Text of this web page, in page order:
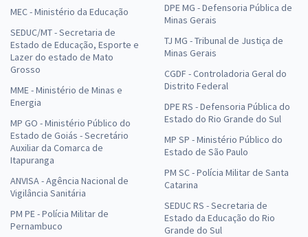
MEC - Ministério da Educação
SEDUC/MT - Secretaria de
Estado de Educação, Esporte e
Lazer do estado de Mato
Grosso
MME - Ministério de Minas e
Energia
MP GO - Ministério Público do
Estado de Goiás - Secretário
Auxiliar da Comarca de
Itapuranga
ANVISA - Agência Nacional de
Vigilância Sanitária
PM PE - Polícia Militar de
Pernambuco
DPE MG - Defensoria Pública de
Minas Gerais
TJ MG - Tribunal de Justiça de
Minas Gerais
CGDF - Controladoria Geral do
Distrito Federal
DPE RS - Defensoria Pública do
Estado do Rio Grande do Sul
MP SP - Ministério Público do
Estado de São Paulo
PM SC - Polícia Militar de Santa
Catarina
SEDUC RS - Secretaria de
Estado da Educação do Rio
Grande do Sul